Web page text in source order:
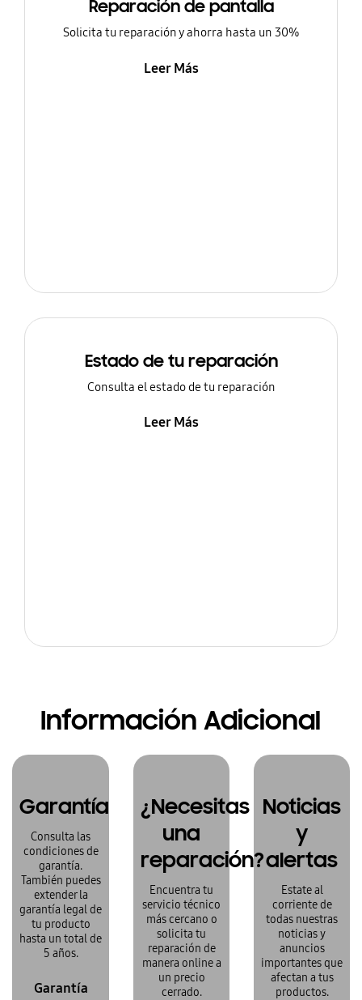
Reparación de pantalla
Solicita tu reparación y ahorra hasta un 30%
Leer Más
Estado de tu reparación
Consulta el estado de tu reparación
Leer Más
Información Adicional
Garantía
Consulta las
condiciones de
garantía.
También puedes
extender la
garantía legal de
tu producto
hasta un total de
5 años.
Garantía
¿Necesitas
una
reparación?
Encuentra tu
servicio técnico
más cercano o
solicita tu
reparación de
manera online a
un precio
cerrado.
Noticias
y
alertas
Estate al
corriente de
todas nuestras
noticias y
anuncios
importantes que
afectan a tus
productos.